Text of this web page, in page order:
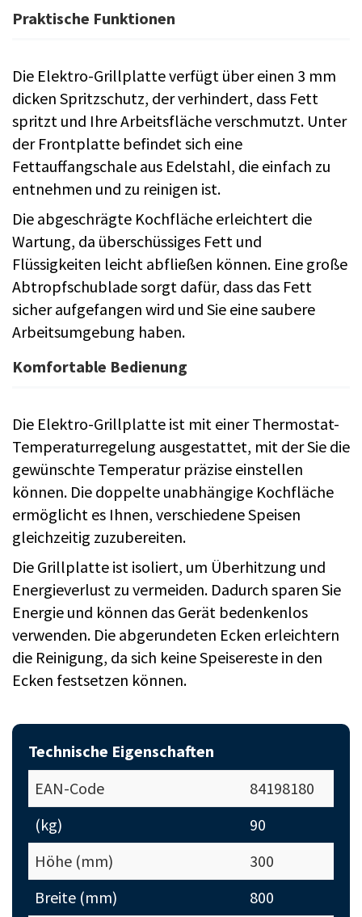
Praktische Funktionen
Die Elektro-Grillplatte verfügt über einen 3 mm
dicken Spritzschutz, der verhindert, dass Fett
spritzt und Ihre Arbeitsfläche verschmutzt. Unter
der Frontplatte befindet sich eine
Fettauffangschale aus Edelstahl, die einfach zu
entnehmen und zu reinigen ist.
Die abgeschrägte Kochfläche erleichtert die
Wartung, da überschüssiges Fett und
Flüssigkeiten leicht abfließen können. Eine große
Abtropfschublade sorgt dafür, dass das Fett
sicher aufgefangen wird und Sie eine saubere
Arbeitsumgebung haben.
Komfortable Bedienung
Die Elektro-Grillplatte ist mit einer Thermostat-
Temperaturregelung ausgestattet, mit der Sie die
gewünschte Temperatur präzise einstellen
können. Die doppelte unabhängige Kochfläche
ermöglicht es Ihnen, verschiedene Speisen
gleichzeitig zuzubereiten.
Die Grillplatte ist isoliert, um Überhitzung und
Energieverlust zu vermeiden. Dadurch sparen Sie
Energie und können das Gerät bedenkenlos
verwenden. Die abgerundeten Ecken erleichtern
die Reinigung, da sich keine Speisereste in den
Ecken festsetzen können.
Technische Eigenschaften
EAN-Code
84198180
(kg)
90
Höhe (mm)
300
Breite (mm)
800